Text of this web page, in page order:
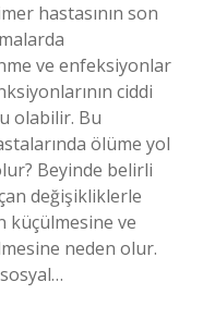
hastasının son
ve enfeksiyonlar
ciddi
olabilir. Bu
ölüme yol
Beyinde belirli
değişikliklerle
küçülmesine ve
neden olur.